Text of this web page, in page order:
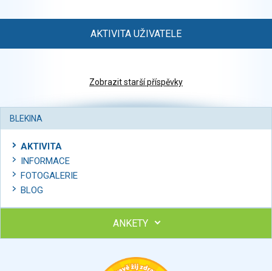
AKTIVITA UŽIVATELE
Zobrazit starší příspěvky
BLEKINA
AKTIVITA
INFORMACE
FOTOGALERIE
BLOG
ANKETY